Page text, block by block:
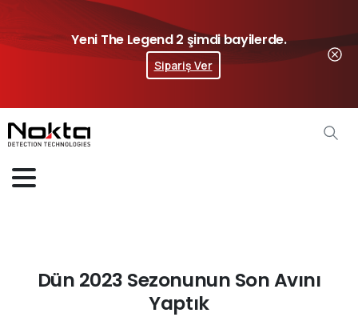
Yeni The Legend 2 şimdi bayilerde.
Sipariş Ver
Dün 2023 Sezonunun Son Avını
Yaptık